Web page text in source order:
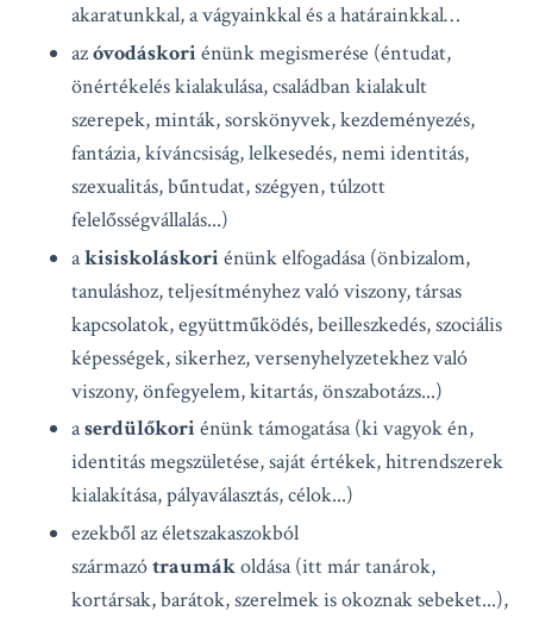
akaratunkkal, a vágyainkkal és a határainkkal…
azóvodáskori énünk megismerése (éntudat,
önértékelés kialakulása, családban kialakult
szerepek, minták, sorskönyvek, kezdeményezés,
fantázia, kíváncsiság, lelkesedés, nemi identitás,
szexualitás, bűntudat, szégyen, túlzott
felelősségvállalás...)
akisiskoláskori énünk elfogadása (önbizalom,
tanuláshoz, teljesítményhez való viszony, társas
kapcsolatok, együttműködés, beilleszkedés, szociális
képességek, sikerhez, versenyhelyzetekhez való
viszony, önfegyelem, kitartás, önszabotázs...)
aserdülőkori énünk támogatása (ki vagyok én,
identitás megszületése, saját értékek, hitrendszerek
kialakítása, pályaválasztás, célok...)
ezekből az életszakaszokból
származótraumákoldása (itt már tanárok,
kortársak, barátok, szerelmek is okoznak sebeket...),